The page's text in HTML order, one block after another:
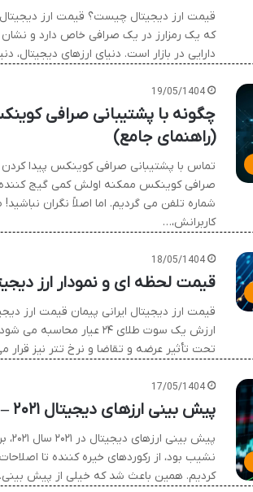
قیمت ارز دیجیتال چیست؟ قیمت ارز
که یک رمزارز در یک صرافی خاص دارد و
دارایی در بازار است. دنیای ارزهای دیجیتال،
19/05/1404
چگونه با پشتیبانی صرافی
(راهنمای جامع)
تماس با پشتیبانی صرافی کوینکس پیدا
صرافی کوینکس ممکنه اولش کمی گیج کننده
شماره تلفن می گردیم. اما اصلاً نگران
کاربرانش،…
18/05/1404
قیمت لحظه ای و نمودار ارز
ارزش یک سوت طلای ۲۴ عیار
تحت تأثیر عرضه و تقاضا و نرخ تتر نیز قرار
17/05/1404
پیش بینی ارزهای دیجیتال ۲۰۲۱ – تحلیل کامل و جامع
پیش
نشیب بود، از رکوردهای خیره کننده تا
کردیم. همین باعث شد که خیلی از پیش